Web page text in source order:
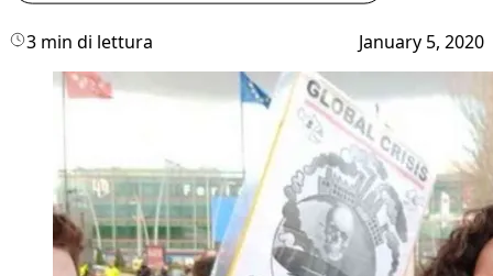
3 min di lettura January 5, 2020